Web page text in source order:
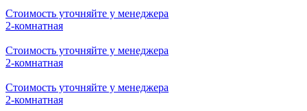
Стоимость уточняйте у менеджера
1-комнатная
Стоимость уточняйте у менеджера
1-комнатная
Стоимость уточняйте у менеджера
1-комнатная